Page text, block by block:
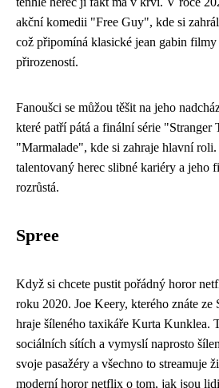
akční komedii "Free Guy", kde si
což připomíná klasické jean gabin
přirozeností.
Fanoušci se můžou těšit na jeho
které patří pátá a finální série "Stranger
"Marmalade", kde si zahraje hlavní
talentovaný herec slibné kariéry a jeho
rozrůstá.
Spree
Když si chcete pustit pořádný horor
roku 2020. Joe Keery, kterého znáte ze
hraje šíleného taxikáře Kurta Kunklea.
sociálních sítích a vymyslí naprosto
svoje pasažéry a všechno to streamuje
moderní horor netflix o tom, jak jsou